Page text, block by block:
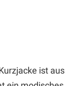
ist aus